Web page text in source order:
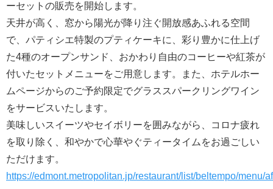
ーセットの販売を開始します。
天井が高く、窓から陽光が降り注ぐ開放感あふれる空間
で、パティシエ特製のプティケーキに、彩り豊かに仕上げ
た4種のオープンサンド、おかわり自由のコーヒーや紅茶が
付いたセットメニューをご用意します。また、ホテルホー
ムページからのご予約限定でグラススパークリングワイン
をサービスいたします。
美味しいスイーツやセイボリーを囲みながら、コロナ疲れ
を取り除く、和やかで心華やぐティータイムをお過ごしい
ただけます。
https://edmont.metropolitan.jp/restaurant/list/beltempo/menu/